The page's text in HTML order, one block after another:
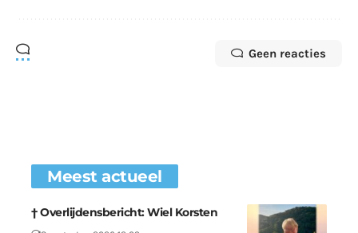
Geen reacties
Meest actueel
† Overlijdensbericht: Wiel Korsten